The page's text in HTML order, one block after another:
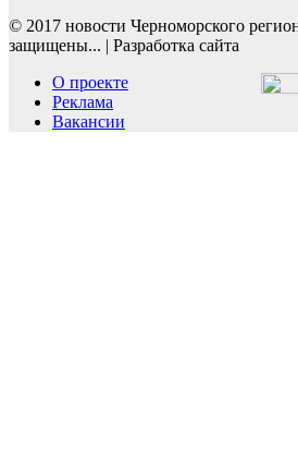
© 2017 новости Черноморского
защищены... | Разработка сайта
О проекте
Реклама
Вакансии